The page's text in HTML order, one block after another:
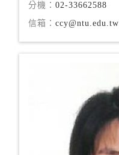
分機：02-33662588
信箱：ccy@ntu.edu.tw